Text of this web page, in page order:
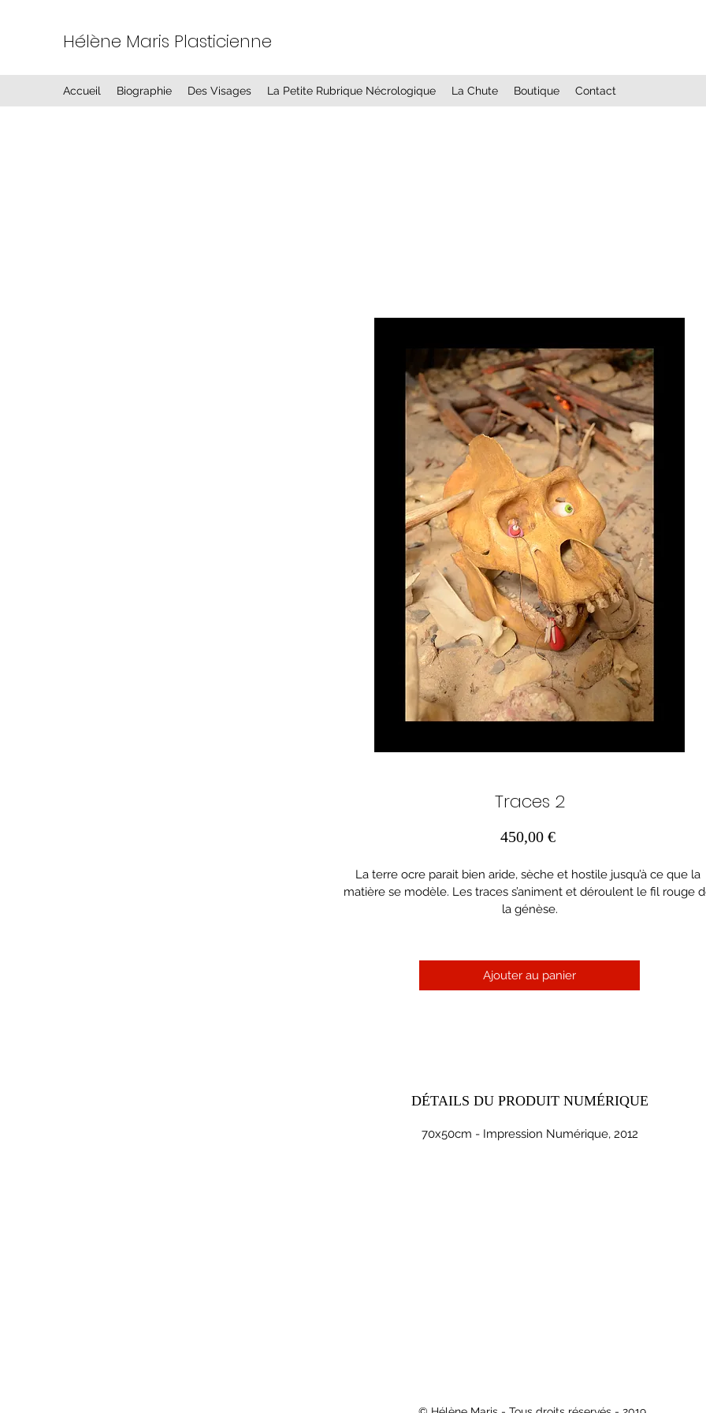
Hélène Maris Plasticienne
Accueil Biographie Des Visages La Petite Rubrique Nécrologique La Chute Boutique Contact
Traces 2
450,00 €Prix
La terre ocre parait bien aride, sèche et hostile jusqu’à ce que la
matière se modèle. Les traces s’animent et déroulent le fil rouge
la génèse.
Ajouter au panier
DÉTAILS DU PRODUIT NUMÉRIQUE
70x50cm - Impression Numérique, 2012